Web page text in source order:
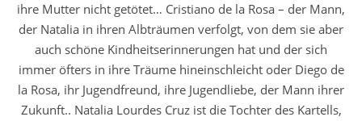
ihre Mutter nicht getötet… Cristiano de la Rosa – der Mann,
der Natalia in ihren Albträumen verfolgt, von dem sie aber
auch schöne Kindheitserinnerungen hat und der sich
immer öfters in ihre Träume hineinschleicht oder Diego de
la Rosa, ihr Jugendfreund, ihre Jugendliebe, der Mann ihrer
Zukunft.. Natalia Lourdes Cruz ist die Tochter des Kartells,